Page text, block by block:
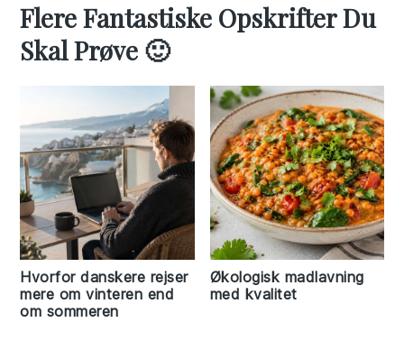
Flere Fantastiske Opskrifter Du
Skal Prøve 🙂
Hvorfor danskere rejser
mere om vinteren end
om sommeren
Økologisk madlavning
med kvalitet